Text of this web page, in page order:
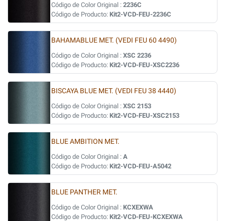
Código de Color Original : 2236C
Código de Producto: Kit2-VCD-FEU-2236C
BAHAMABLUE MET. (VEDI FEU 60 4490)
Código de Color Original : XSC 2236
Código de Producto: Kit2-VCD-FEU-XSC2236
BISCAYA BLUE MET. (VEDI FEU 38 4440)
Código de Color Original : XSC 2153
Código de Producto: Kit2-VCD-FEU-XSC2153
BLUE AMBITION MET.
Código de Color Original : A
Código de Producto: Kit2-VCD-FEU-A5042
BLUE PANTHER MET.
Código de Color Original : KCXEXWA
Código de Producto: Kit2-VCD-FEU-KCXEXWA